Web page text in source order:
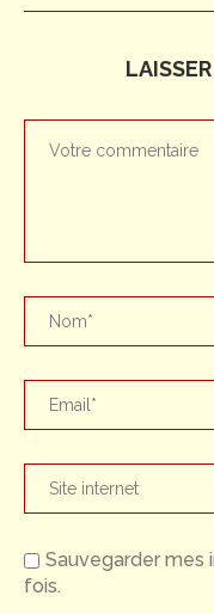
Sauvegarder mes
fois.